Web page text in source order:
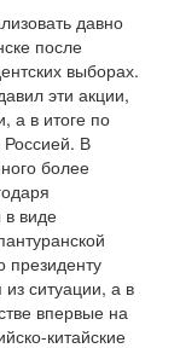
давно
после
выборах.
эти акции,
а в итоге по
Россией. В
более
виде
президенту
из ситуации, а в
впервые на
китайские